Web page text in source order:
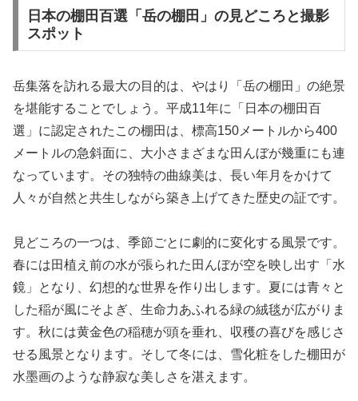
日本の棚田百選「岳の棚田」の見どころと撮影
スポット
岳集落を訪れる最大の目的は、やはり「岳の棚田」の絶景
を堪能することでしょう。平成11年に「日本の棚田百
選」に認定されたこの棚田は、標高150メートルから400
メートルの急斜面に、大小さまざまな田んぼが幾重にも連
なっています。その独特の曲線美は、長い年月をかけて
人々が自然と共生しながら築き上げてきた歴史の証です。
見どころの一つは、季節ごとに劇的に変化する風景です。
春には田植え前の水が張られた田んぼが空を映し出す「水
鏡」となり、幻想的な世界を作り出します。夏には青々と
した稲が風にそよぎ、生命力あふれる緑の絨毯が広がりま
す。秋には黄金色の稲穂が頭を垂れ、収穫の喜びを感じさ
せる風景となります。そして冬には、雪化粧をした棚田が
水墨画のような静寂な美しさを湛えます。